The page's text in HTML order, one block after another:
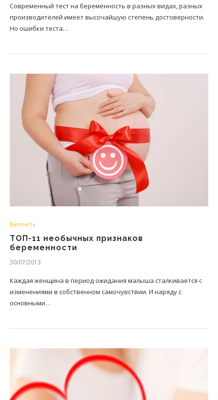
Современный тест на беременность в разных видах, разных
производителей имеет высочайшую степень достоверности.
Но ошибки теста…
Вагітність
ТОП-11 необычных признаков
беременности
30/07/2013
Каждая женщина в период ожидания малыша сталкивается с
изменениями в собственном самочувствии. И наряду с
основными…